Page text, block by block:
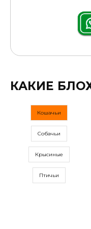
КАКИЕ
Кошачьи
Собачьи
Крысиные
Птичьи